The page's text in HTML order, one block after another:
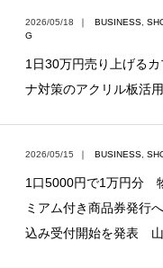
2026/05/18 ｜ BUSINESS
G
1日30万円売り上げる
ナ対策のアクリル板活用
2026/05/15 ｜ BUSINESS
1口5000円で1万円分
ミアム付き商品券発行
込み受付開始を発表